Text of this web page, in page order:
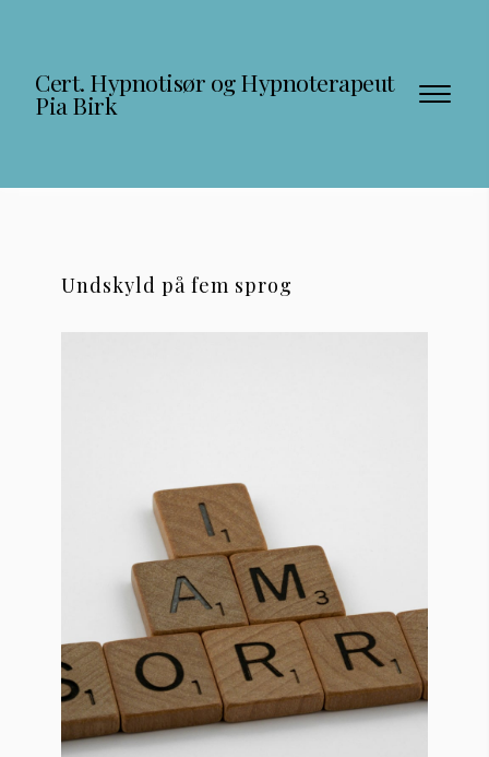
Cert. Hypnotisør og Hypnoterapeut
Pia Birk
Undskyld på fem sprog